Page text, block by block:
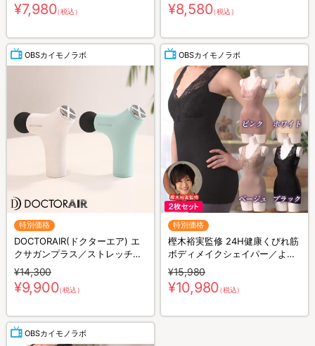
¥7,980（税込） ¥8,580（税込）
OBSカイモノラボ
特別価格
DOCTORAIR(ドクターエア) エ
クサガンプラス／ストレッチサ
ポート／美顔器
¥14,300
¥9,900（税込）
OBSカイモノラボ
特別価格
樫木裕実監修 24H健康くびれ筋
ボディメイクシェイパー／より
どり2枚セット／補整キャミソ
ール／1枚4役
¥15,980
¥10,980（税込）
OBSカイモノラボ